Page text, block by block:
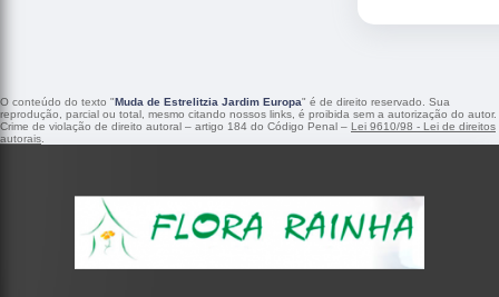
O conteúdo do texto "Muda de Estrelitzia Jardim Europa" é de direito reservado. Sua
reprodução, parcial ou total, mesmo citando nossos links, é proibida sem a autorização do autor.
Crime de violação de direito autoral – artigo 184 do Código Penal – Lei 9610/98 - Lei de direitos
autorais